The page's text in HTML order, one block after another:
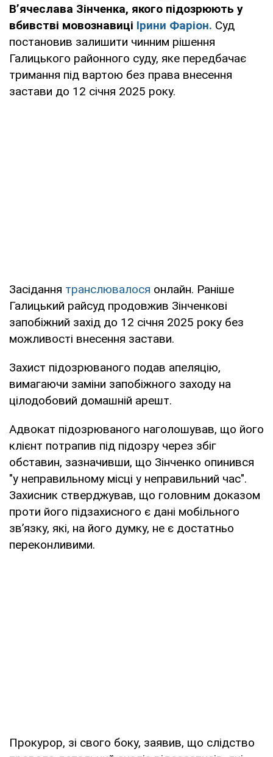
В’ячеслава Зінченка, якого підозрюють у
вбивстві мовознавиці Ірини Фаріон. Суд
постановив залишити чинним рішення
Галицького районного суду, яке передбачає
тримання під вартою без права внесення
застави до 12 січня 2025 року.
Засідання транслювалося онлайн. Раніше
Галицький райсуд продовжив Зінченкові
запобіжний захід до 12 січня 2025 року без
можливості внесення застави.
Захист підозрюваного подав апеляцію,
вимагаючи заміни запобіжного заходу на
цілодобовий домашній арешт.
Адвокат підозрюваного наголошував, що його
клієнт потрапив під підозру через збіг
обставин, зазначивши, що Зінченко опинився
"у неправильному місці у неправильний час".
Захисник стверджував, що головним доказом
проти його підзахисного є дані мобільного
зв’язку, які, на його думку, не є достатньо
переконливими.
Прокурор, зі свого боку, заявив, що слідство